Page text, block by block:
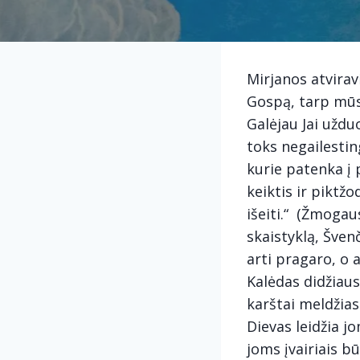
Mirjanos
Gospą, tarp
Galėjau Jai
toks
kurie patenka į
keiktis ir
išeiti.“
skaistyklą,
arti pragaro, o
Kalėdas
karštai
Dievas leidžia
joms įvairiais